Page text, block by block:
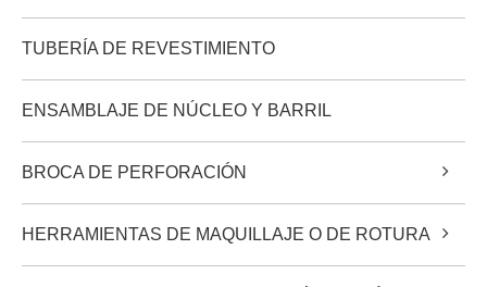
TUBERÍA DE REVESTIMIENTO
ENSAMBLAJE DE NÚCLEO Y BARRIL
BROCA DE PERFORACIÓN
HERRAMIENTAS DE MAQUILLAJE O DE ROTURA